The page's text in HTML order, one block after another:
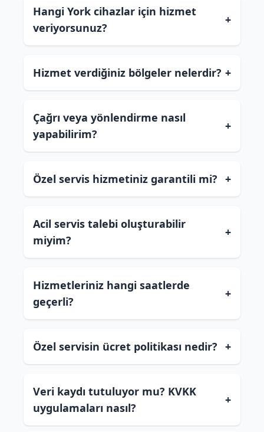
Hangi York cihazlar için hizmet
veriyorsunuz?
+
Hizmet verdiğiniz bölgeler nelerdir? +
Çağrı veya yönlendirme nasıl
yapabilirim?
+
Özel servis hizmetiniz garantili mi? +
Acil servis talebi oluşturabilir
miyim?
+
Hizmetleriniz hangi saatlerde
geçerli?
+
Özel servisin ücret politikası nedir? +
Veri kaydı tutuluyor mu? KVKK
uygulamaları nasıl?
+